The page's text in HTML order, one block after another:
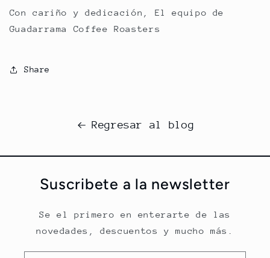
Con cariño y dedicación, El equipo de
Guadarrama Coffee Roasters
Share
Regresar al blog
Suscribete a la newsletter
Se el primero en enterarte de las
novedades, descuentos y mucho más.